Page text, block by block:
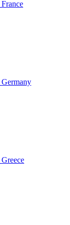
France
Germany
Greece